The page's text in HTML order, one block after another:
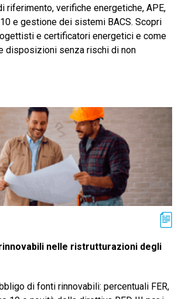
riferimento, verifiche energetiche, APE,
e gestione dei sistemi BACS. Scopri
e certificatori energetici e come
disposizioni senza rischi di non
rinnovabili nelle ristrutturazioni degli
di fonti rinnovabili: percentuali FER,